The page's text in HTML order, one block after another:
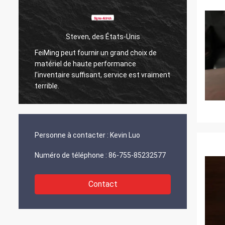
Steven, des États-Unis
FeiMing peut fournir un grand choix de
matériel de haute performance
l'inventaire suffisant, service est vraiment
terrible.
Tout
Personne à contacter : Kevin Luo
Numéro de téléphone : 86-755-85232577
Contact